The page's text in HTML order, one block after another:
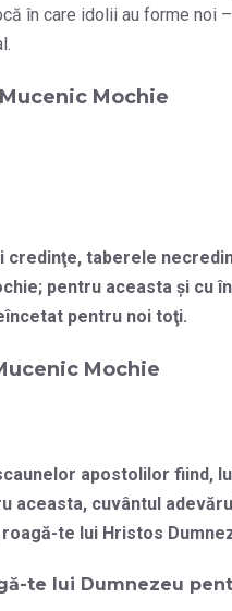
în care idolii au forme noi
Mochie
credinţe, taberele
pentru aceasta şi cu
pentru noi toţi.
Mochie
apostolilor fiind,
aceasta, cuvântul
te lui Hristos
te lui Dumnezeu